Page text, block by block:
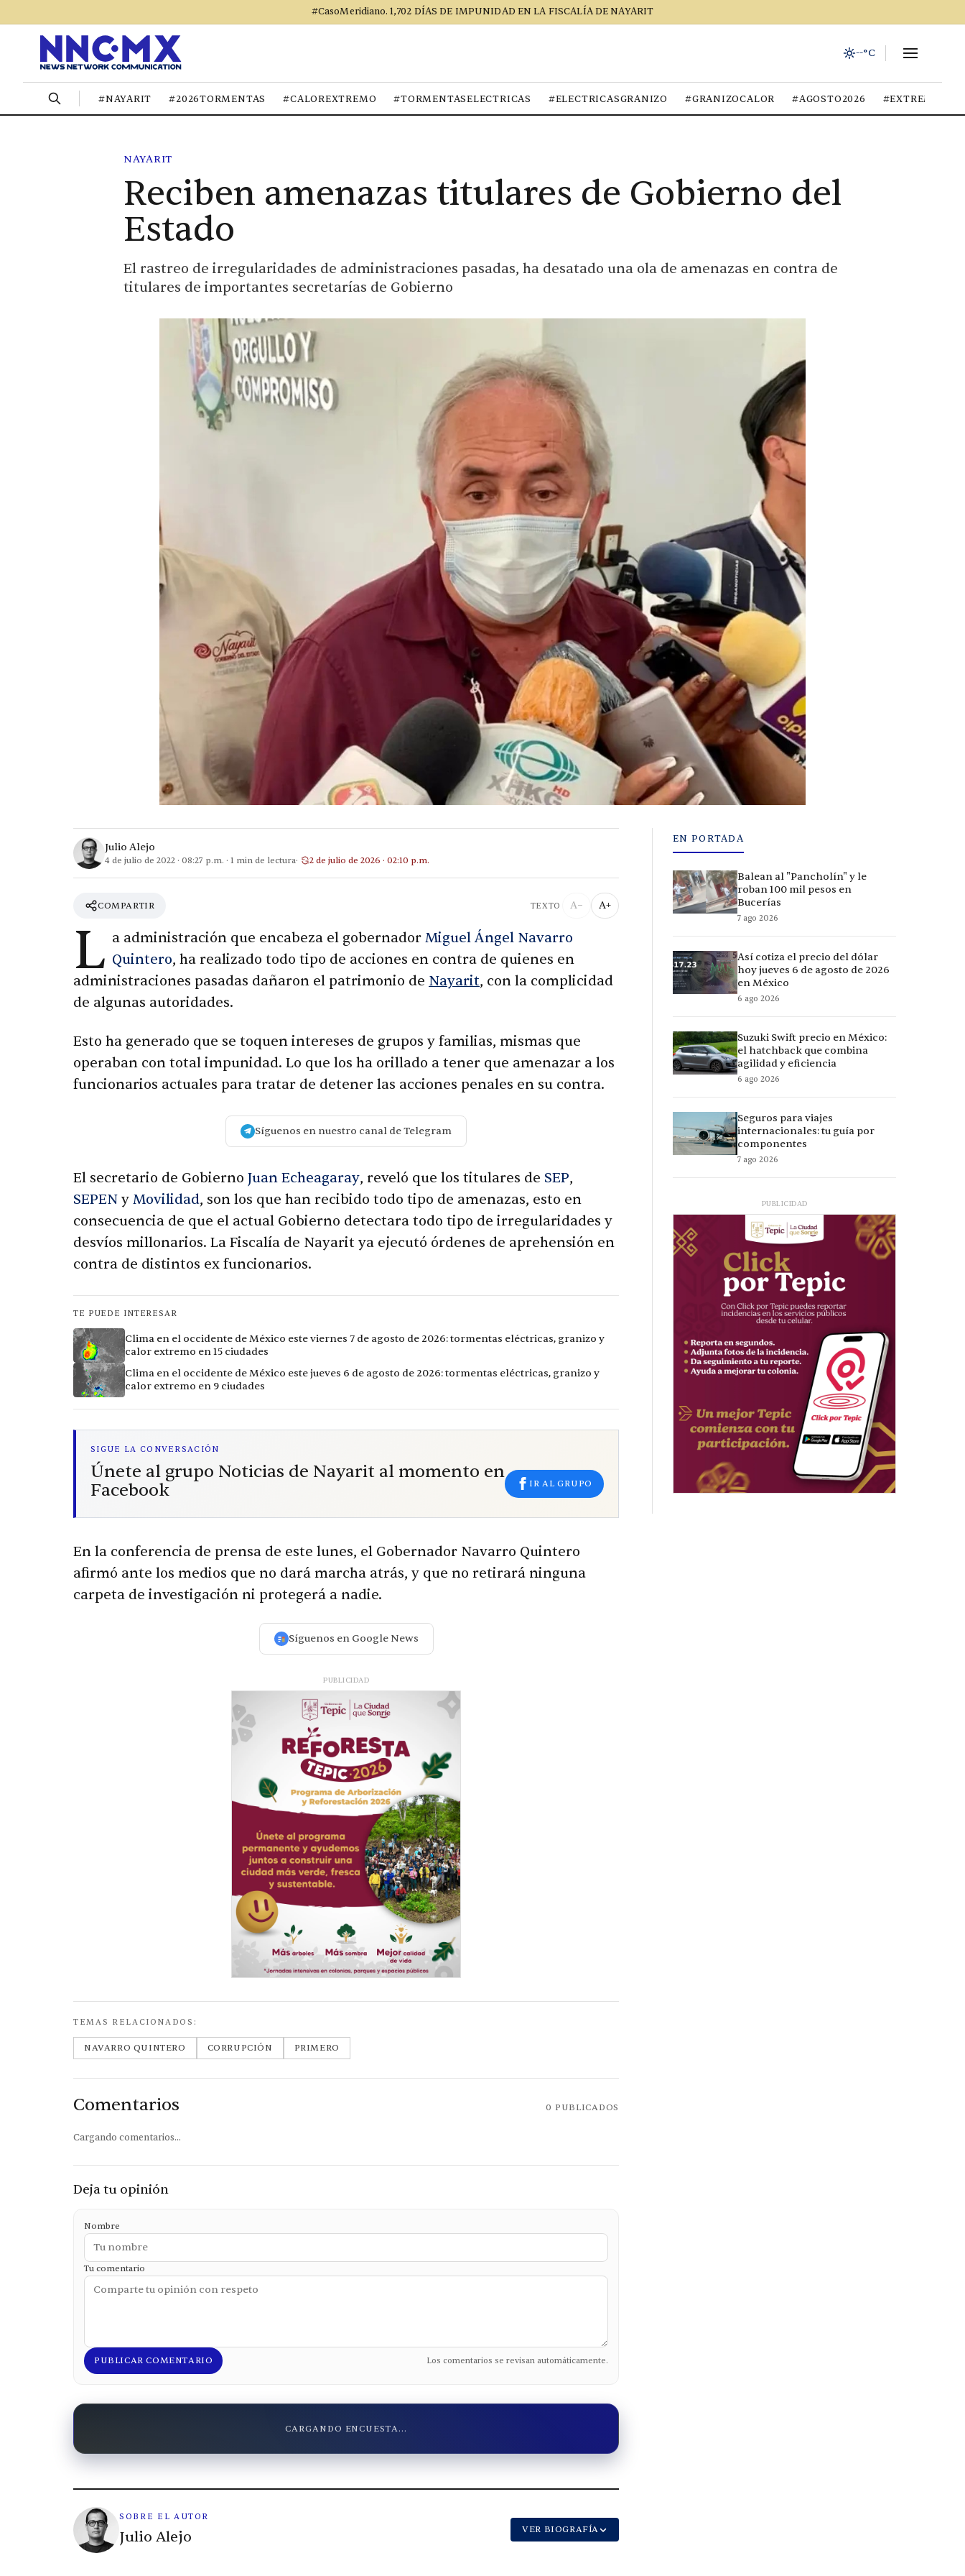
#CasoMeridiano. 1,702 DÍAS DE IMPUNIDAD EN LA FISCALÍA DE NAYARIT
--°C
#NAYARIT #2026TORMENTAS #CALOREXTREMO #TORMENTASELECTRICAS #ELECTRICASGRANIZO #GRANIZOCALOR #AGOSTO2026
NAYARIT
Reciben amenazas titulares de Gobierno del
Estado
El rastreo de irregularidades de administraciones pasadas, ha desatado una ola de amenazas en contra de
titulares de importantes secretarías de Gobierno
Julio Alejo
4 de julio de 2022 · 08:27 p.m. · 1 min de lectura 2 de julio de 2026 · 02:10 p.m.
COMPARTIR TEXTO A− A+
L a administración que encabeza el gobernador Miguel Ángel Navarro
Quintero, ha realizado todo tipo de acciones en contra de quienes en
administraciones pasadas dañaron el patrimonio de Nayarit, con la complicidad
de algunas autoridades.
Esto ha generado que se toquen intereses de grupos y familias, mismas que
operaban con total impunidad. Lo que los ha orillado a tener que amenazar a los
funcionarios actuales para tratar de detener las acciones penales en su contra.
Síguenos en nuestro canal de Telegram
El secretario de Gobierno Juan Echeagaray, reveló que los titulares de SEP,
SEPEN y Movilidad, son los que han recibido todo tipo de amenazas, esto en
consecuencia de que el actual Gobierno detectara todo tipo de irregularidades y
desvíos millonarios. La Fiscalía de Nayarit ya ejecutó órdenes de aprehensión en
contra de distintos ex funcionarios.
TE PUEDE INTERESAR
Clima en el occidente de México este viernes 7 de agosto de 2026: tormentas eléctricas, granizo y
calor extremo en 15 ciudades
Clima en el occidente de México este jueves 6 de agosto de 2026: tormentas eléctricas, granizo y
calor extremo en 9 ciudades
SIGUE LA CONVERSACIÓN
Únete al grupo Noticias de Nayarit al momento en
Facebook
IR AL GRUPO
En la conferencia de prensa de este lunes, el Gobernador Navarro Quintero
afirmó ante los medios que no dará marcha atrás, y que no retirará ninguna
carpeta de investigación ni protegerá a nadie.
Síguenos en Google News
PUBLICIDAD
TEMAS RELACIONADOS:
NAVARRO QUINTERO CORRUPCIÓN PRIMERO
Comentarios 0 PUBLICADOS
Cargando comentarios...
Deja tu opinión
Nombre
Tu comentario
PUBLICAR COMENTARIO Los comentarios se revisan automáticamente.
CARGANDO ENCUESTA...
SOBRE EL AUTOR
Julio Alejo VER BIOGRAFÍA
EN PORTADA
Balean al "Pancholín" y le
roban 100 mil pesos en
Bucerías
7 ago 2026
Así cotiza el precio del dólar
hoy jueves 6 de agosto de 2026
en México
6 ago 2026
Suzuki Swift precio en México:
el hatchback que combina
agilidad y eficiencia
6 ago 2026
Seguros para viajes
internacionales: tu guía por
componentes
7 ago 2026
PUBLICIDAD